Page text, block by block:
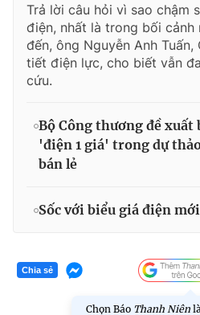
Trả lời câu hỏi vì sao chậm
điện, nhất là trong bối cảnh
đến, ông Nguyễn Anh
tiết điện lực, cho biết vẫn
cứu.
Bộ Công thương đề xuất
'điện 1 giá' trong dự
bán lẻ
Sốc với biểu giá điện mới
Chia sẻ
Chọn Báo Thanh Niên